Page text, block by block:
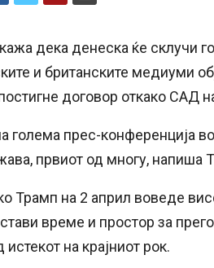
дека денеска ќе склучи
и британските медиуми
договор откако САД
голема прес-конференција
првиот од многу, напиша
Трамп на 2 април воведе
време и простор за
на крајниот рок.